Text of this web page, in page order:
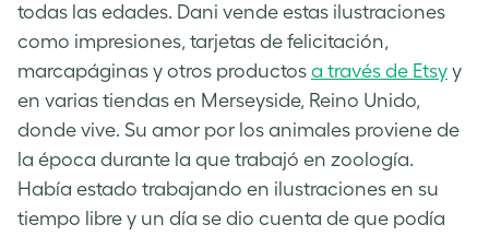
todas las edades. Dani vende estas ilustraciones
como impresiones, tarjetas de felicitación,
marcapáginas y otros productos a través de Etsy y
en varias tiendas en Merseyside, Reino Unido,
donde vive. Su amor por los animales proviene de
la época durante la que trabajó en zoología.
Había estado trabajando en ilustraciones en su
tiempo libre y un día se dio cuenta de que podía